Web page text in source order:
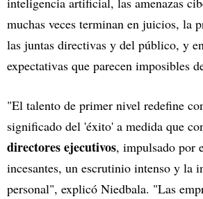
muchas veces terminan en juicios, la
las juntas directivas y del público, y
expectativas que parecen imposibles
"El talento de primer nivel redefine
significado del 'éxito' a medida que
directores ejecutivos, impulsado por
incesantes, un escrutinio intenso y la
personal", explicó Niedbala. "Las